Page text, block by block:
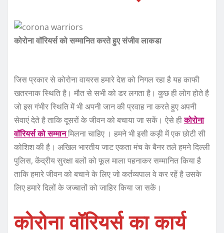
कोरोना वॉरियर्स को सम्‍मानित करते हुए संजीव लाकडा
जिस प्रकार से कोरोना वायरस हमारे देश को निगल रहा है यह काफी
खतरनाक स्थिति है। मौत से सभी को डर लगता है। कुछ ही लोग होते है
जो इस गंभीर स्थिति में भी अपनी जान की प्रवाह ना करते हुए अपनी
सेवाएं देते है ताकि दूसरों के जीवन को बचाया जा सकें। ऐसे हीकोरोना
वॉरियर्स को सम्मानमिलना चाहिए । हमने भी इसी कड़ी में एक छोटी सी
कोशिश की है। अखिल भारतीय जाट एकता मंच के बैनर तले हमने दिल्ली
पुलिस, केंद्रीय सुरक्षा बलों को फूल माला पहनाकर सम्मानित किया है
ताकि हमारे जीवन को बचाने के लिए जो कर्तव्यपाल वे कर रहें है उसके
लिए हमारे दिलों के जज्बातों को जाहिर किया जा सकें।
कोरोना वॉरियर्स का कार्य